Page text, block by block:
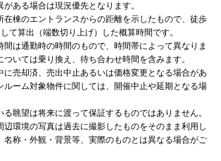
ある場合は現況優先となります。
棟のエントランスからの距離を示したもので、徒歩
て算出（端数切り上げ）した概算時間です。
は通勤時の時間のもので、時間帯によって異なりま
いては乗り換え、待ち合わせ時間を含みます。
売却済、売出中止あるいは価格変更となる場合があ
ルーム対象物件に関しては、開催中止や延期となる場
眺望は将来に渡って保証するものではありません。
辺環境の写真は過去に撮影したものをそのまま利用し
名称・外観・背景等、実際のものとは異なる場合がご